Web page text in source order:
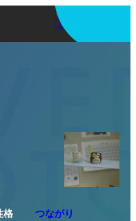
アプリを使う
格 つながり